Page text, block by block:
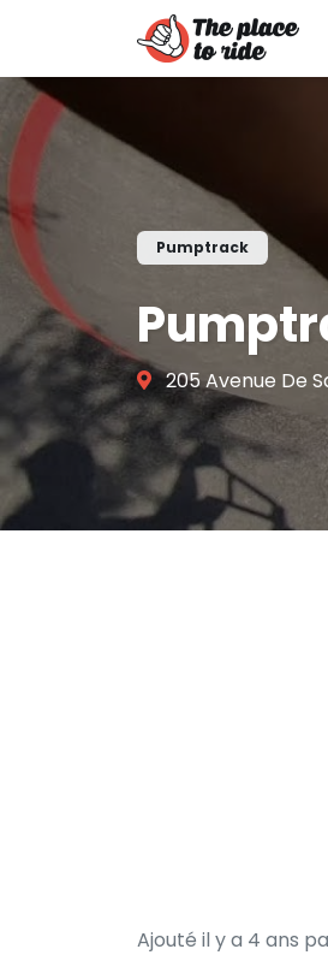
Pumptrack
205 Avenue De
Ajouté il y a 4 ans